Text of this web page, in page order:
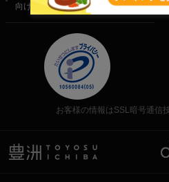
向けのお問い合わせ
お客様の情報はSSL暗号通信